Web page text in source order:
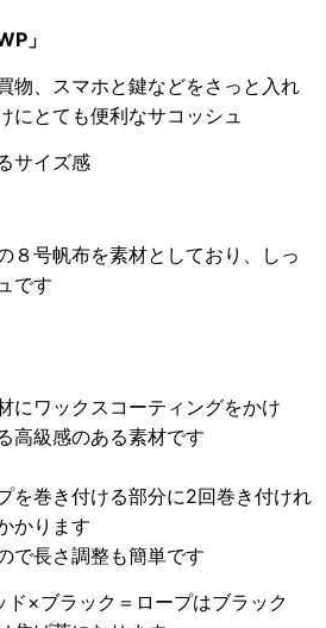
」
物、スマホと鍵などをさっと入れ
にとても便利なサコッシュ
サイズ感
８号帆布を素材としており、しっ
です
にワックスコーティングをかけ
高級感のある素材です
を巻き付ける部分に2回巻き付けれ
かります
で長さ調整も簡単です
×ブラック＝ロープはブラック